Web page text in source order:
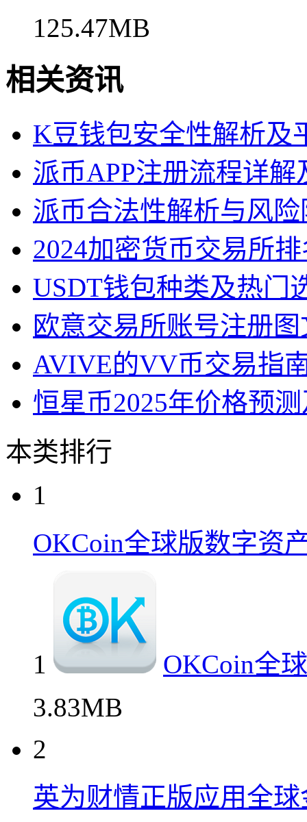
125.47MB
相关资讯
K豆钱包安全性解析及
派币APP注册流程详解
派币合法性解析与风
2024加密货币交易所
USDT钱包种类及热门
欧意交易所账号注册
AVIVE的VV币交易指
恒星币2025年价格预
本类排行
1
OKCoin全球版数字资
1
OKCoin全
3.83MB
2
英为财情正版应用全